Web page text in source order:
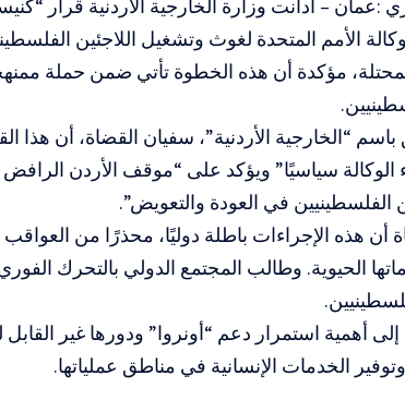
:عمان – أدانت وزارة الخارجية الأردنية قرار
الأمم المتحدة لغوث وتشغيل اللاجئين
مؤكدة أن هذه الخطوة تأتي ضمن حملة
“الخارجية الأردنية”، سفيان القضاة، أن هذا
الوكالة سياسيًا” ويؤكد على “موقف الأردن
الفلسطينيين في العودة والتعويض”.
هذه الإجراءات باطلة دوليًا، محذرًا من العواقب
الحيوية. وطالب المجتمع الدولي بالتحرك
أهمية استمرار دعم “أونروا” ودورها غير
الخدمات الإنسانية في مناطق عملياتها.